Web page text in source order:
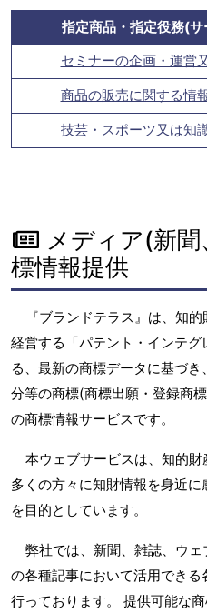
指定商品・指定役務(サ
セミナーの企画・運営
商品の販売に関する情
技芸・スポーツ又は知
メディア(新
標情報提供
『ブランドテラス』は、知
経営する「パテント・インテ
る、最新の商標データに基づ
分等の商標(商標出願・登録商
の商標情報サービスです。
本ウェブサービスは、知的財
多くの方々に知財情報を身近
を目的としています。
弊社では、新聞、雑誌、ウ
の各種記事において活用でき
行っております。 提供可能な